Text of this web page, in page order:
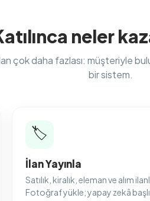
neler
çok daha fazlası: müşteriyle
bir sistem.
🏷️
İlan Yayınla
Satılık, kiralık, eleman ve alım
Fotoğraf yükle; yapay zekâ